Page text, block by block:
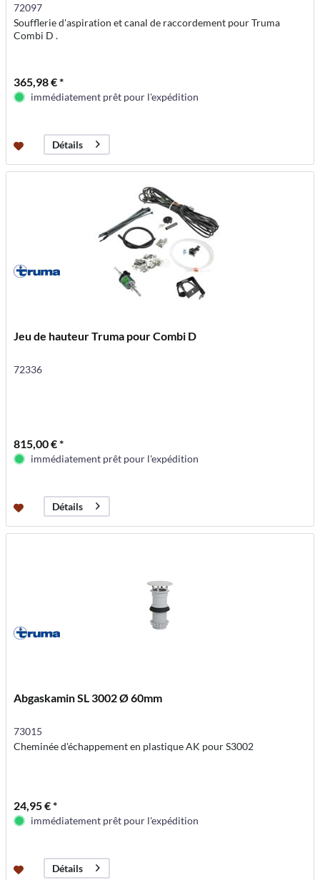
72097
Soufflerie d'aspiration et canal de raccordement pour Truma
Combi D .
365,98 € *
immédiatement prêt pour l'expédition
Détails
Jeu de hauteur Truma pour Combi D
72336
815,00 € *
immédiatement prêt pour l'expédition
Détails
Abgaskamin SL 3002 Ø 60mm
73015
Cheminée d'échappement en plastique AK pour S3002
24,95 € *
immédiatement prêt pour l'expédition
Détails